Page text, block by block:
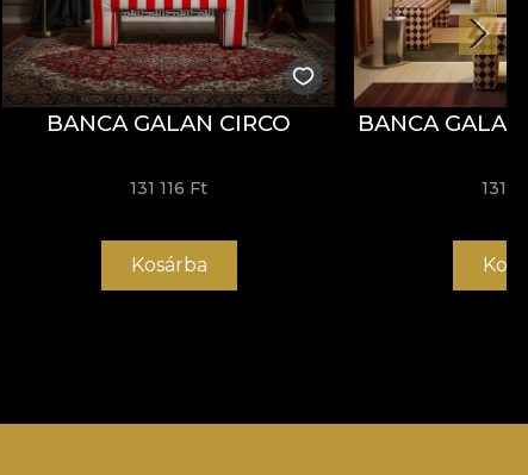
BANCA GALAN CIRCO
131 116 Ft
Kosárba
BANCA
131